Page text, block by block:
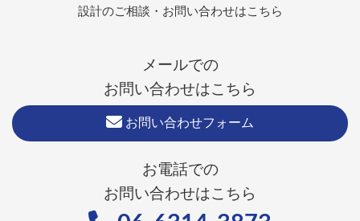
設計のご相談・お問い合わせはこちら
メールでの
お問い合わせはこちら
お問い合わせフォーム
お電話での
お問い合わせはこちら